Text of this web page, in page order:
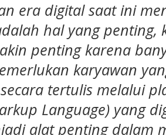
era digital saat ini
hal yang penting,
penting karena
karyawan
tertulis melalui
Language) yang
alat penting dalam